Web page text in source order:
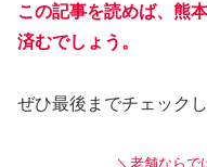
この記事を読めば、熊本
済むでしょう。
ぜひ最後までチェック
＼老舗ならで